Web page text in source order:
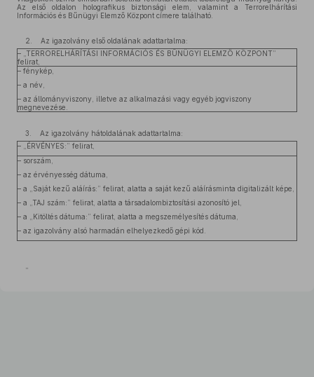
Az első oldalon holografikus biztonsági elem, valamint a Terrorelhárítási
Információs és Bűnügyi Elemző Központ címere található.
2. Az igazolvány első oldalának adattartalma:
– „TERRORELHÁRÍTÁSI INFORMÁCIÓS ÉS BŰNÜGYI ELEMZŐ KÖZPONT”
felirat,
– fénykép,
– a név,
– az állományviszony, illetve az alkalmazási vagy egyéb jogviszony
megnevezése.
3. Az igazolvány hátoldalának adattartalma:
– „ÉRVÉNYES:” felirat,
– sorszám,
– az érvényesség dátuma,
– a „Saját kezű aláírás:” felirat, alatta a saját kezű aláírásminta digitalizált képe,
– a „TAJ szám:” felirat, alatta a társadalombiztosítási azonosító jel,
– a „Kitöltés dátuma:” felirat, alatta a megszemélyesítés dátuma,
– az igazolvány alsó harmadán elhelyezkedő gépi kód.
”